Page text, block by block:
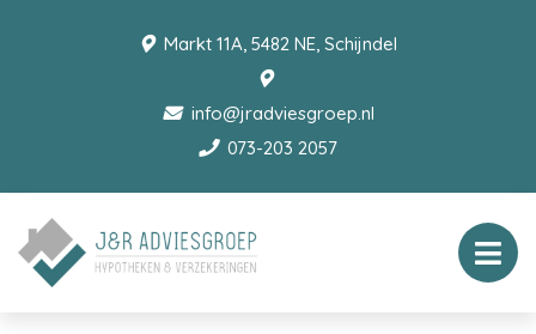
Markt 11A, 5482 NE, Schijndel
info@jradviesgroep.nl
073-203 2057